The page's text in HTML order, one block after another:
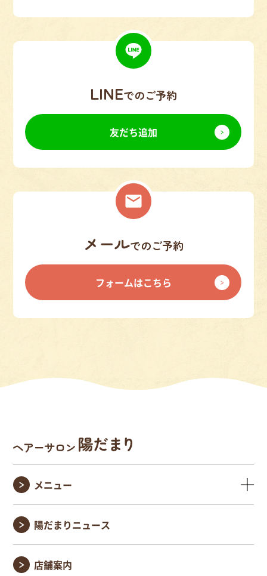
LINEでのご予約
友だち追加
メールでのご予約
フォームはこちら
メニュー
陽だまりニュース
店舗案内